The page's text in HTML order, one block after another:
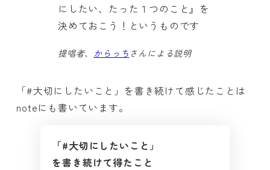
にしたい、たった１つのこと』を
決めておこう！というものです
提唱者、 からっち さんによる説明
「#大切にしたいこと」を書き続けて感じたことは
noteにも書いています。
「#大切にしたいこと」
を書き続けて得たこと